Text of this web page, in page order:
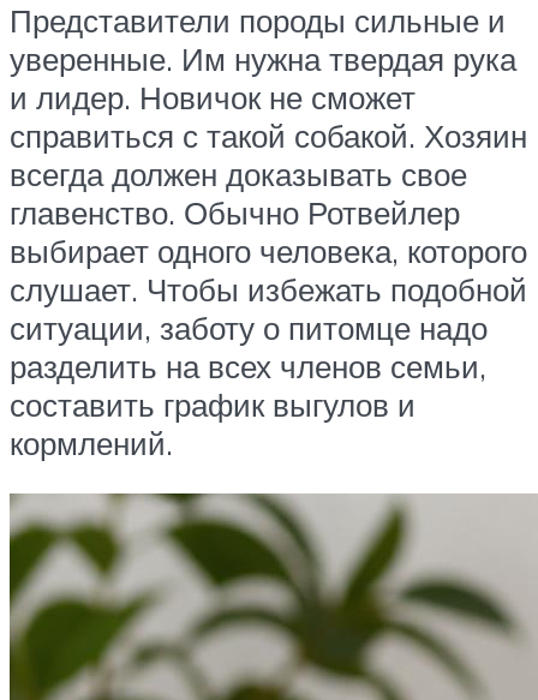
Представители породы сильные и
уверенные. Им нужна твердая рука
и лидер. Новичок не сможет
справиться с такой собакой. Хозяин
всегда должен доказывать свое
главенство. Обычно Ротвейлер
выбирает одного человека, которого
слушает. Чтобы избежать подобной
ситуации, заботу о питомце надо
разделить на всех членов семьи,
составить график выгулов и
кормлений.